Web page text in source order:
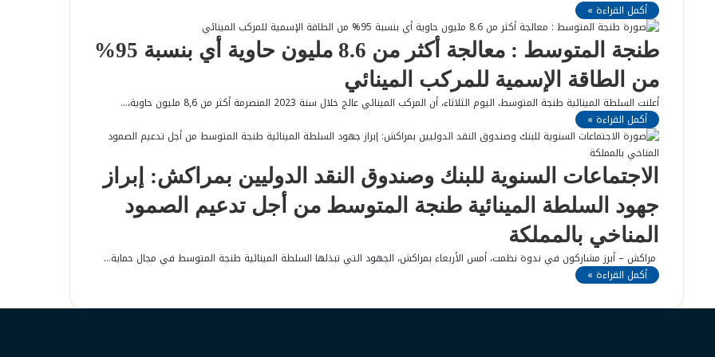
أكمل القراءة »
طنجة المتوسط : معالجة أكثر من 8.6 مليون حاوية أي بنسبة 95%
من الطاقة الإسمية للمركب المينائي
أعلنت السلطة المينائية طنجة المتوسط، اليوم الثلاثاء، أن المركب المينائي عالج خلال سنة 2023 المنصرمة أكثر من 8,6 مليون حاوية،…
أكمل القراءة »
الاجتماعات السنوية للبنك وصندوق النقد الدوليين بمراكش: إبراز
جهود السلطة المينائية طنجة المتوسط من أجل تدعيم الصمود
المناخي بالمملكة
مراكش – أبرز مشاركون في ندوة نظمت، أمس الأربعاء بمراكش، الجهود التي تبذلها السلطة المينائية طنجة المتوسط في مجال حماية…
أكمل القراءة »